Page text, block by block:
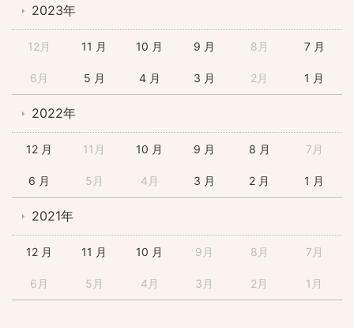
2023年
12月 11 月 10 月 9 月 8月 7 月
6月 5 月 4 月 3 月 2月 1 月
2022年
12 月 11月 10 月 9 月 8 月 7月
6 月 5月 4月 3 月 2 月 1 月
2021年
12 月 11 月 10 月 9月 8月 7月
6月 5月 4月 3月 2月 1月